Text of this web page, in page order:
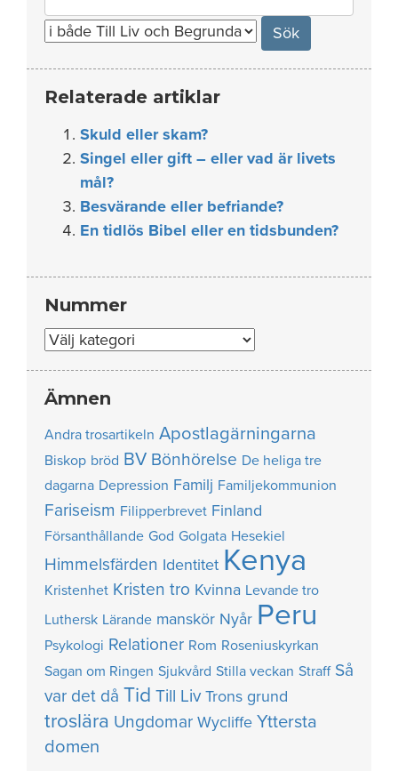
for:
Relaterade artiklar
Skuld eller skam?
Singel eller gift – eller vad är livets
mål?
Besvärande eller befriande?
En tidlös Bibel eller en tidsbunden?
Nummer
Nummer
Ämnen
Andra trosartikeln Apostlagärningarna
Biskop bröd BV Bönhörelse De heliga tre
dagarna Depression Familj Familjekommunion
Fariseism Filipperbrevet Finland
Försanthållande God Golgata Hesekiel
Himmelsfärden Identitet Kenya
Kristenhet Kristen tro Kvinna Levande tro
Luthersk Lärande manskör Nyår Peru
Psykologi Relationer Rom Roseniuskyrkan
Sagan om Ringen Sjukvård Stilla veckan Straff Så
var det då Tid Till Liv Trons grund
troslära Ungdomar Wycliffe Yttersta
domen